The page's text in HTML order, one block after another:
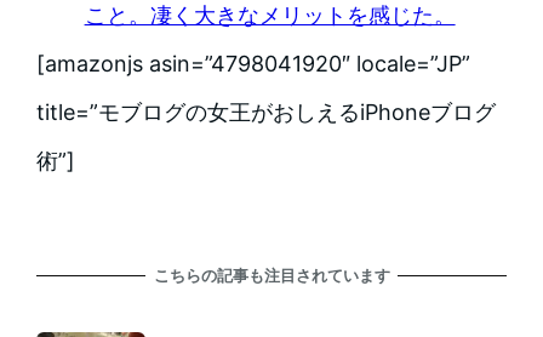
こと。凄く大きなメリットを感じた。
[amazonjs asin=”4798041920″ locale=”JP”
title=”モブログの女王がおしえるiPhoneブログ
術”]
こちらの記事も注目されています